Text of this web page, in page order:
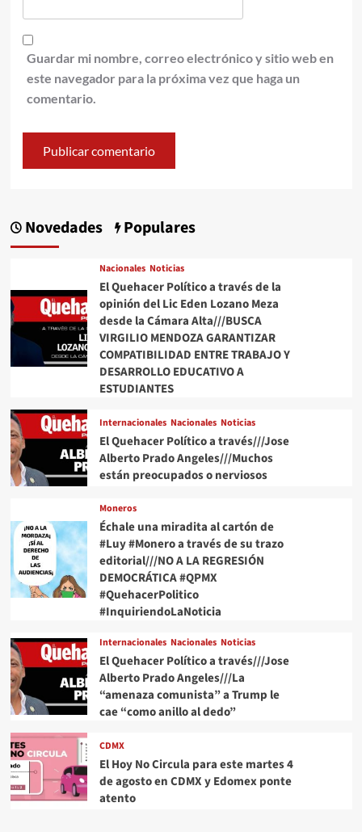
Guardar mi nombre, correo electrónico y sitio web en
este navegador para la próxima vez que haga un
comentario.
Novedades Populares
Nacionales Noticias
El Quehacer Político a través de la
opinión del Lic Eden Lozano Meza
desde la Cámara Alta///BUSCA
VIRGILIO MENDOZA GARANTIZAR
COMPATIBILIDAD ENTRE TRABAJO Y
DESARROLLO EDUCATIVO A
ESTUDIANTES
Internacionales Nacionales Noticias
El Quehacer Político a través///Jose
Alberto Prado Angeles///Muchos
están preocupados o nerviosos
Moneros
Échale una miradita al cartón de
#Luy #Monero a través de su trazo
editorial///NO A LA REGRESIÓN
DEMOCRÁTICA #QPMX
#QuehacerPolitico
#InquiriendoLaNoticia
Internacionales Nacionales Noticias
El Quehacer Político a través///Jose
Alberto Prado Angeles///La
“amenaza comunista” a Trump le
cae “como anillo al dedo”
CDMX
El Hoy No Circula para este martes 4
de agosto en CDMX y Edomex ponte
atento